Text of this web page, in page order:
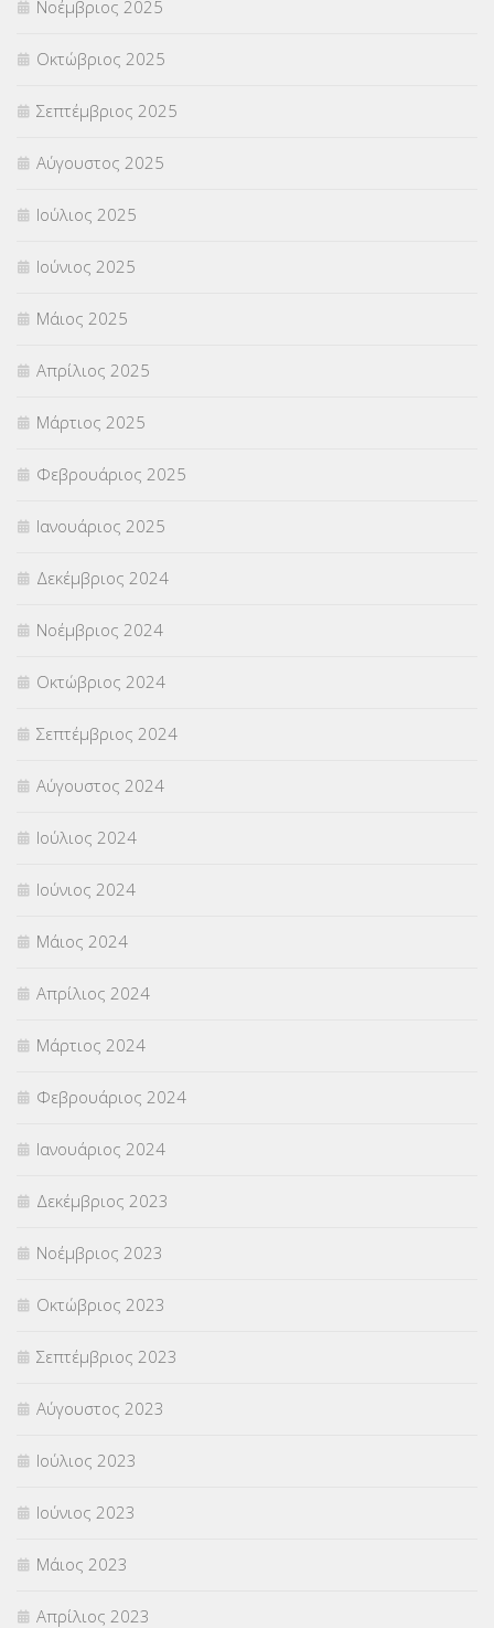
ΥΠΕΡΑΡΙΘΜΟΙ(1)
ΥΠΟΤΡΟΦΙΕΣ(28)
ΦΥΣΙΚΗ ΑΓΩΓΗ(692)
Χωρίς κατηγορία
Νοέμβριος 2025
Οκτώβριος 2025
Σεπτέμβριος 2025
Αύγουστος 2025
Ιούλιος 2025
Ιούνιος 2025
Μάιος 2025
Απρίλιος 2025
Μάρτιος 2025
Φεβρουάριος 2025
Ιανουάριος 2025
Δεκέμβριος 2024
Νοέμβριος 2024
Οκτώβριος 2024
Σεπτέμβριος 2024
Αύγουστος 2024
Ιούλιος 2024
Ιούνιος 2024
Μάιος 2024
Απρίλιος 2024
Μάρτιος 2024
Φεβρουάριος 2024
Ιανουάριος 2024
Δεκέμβριος 2023
Νοέμβριος 2023
Οκτώβριος 2023
Σεπτέμβριος 2023
Αύγουστος 2023
Ιούλιος 2023
Ιούνιος 2023
Μάιος 2023
Απρίλιος 2023